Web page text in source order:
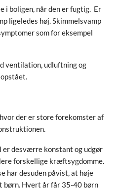
i boligen, når den er fugtig. Er
ligeledes høj. Skimmelsvamp
som for eksempel
ventilation, udluftning og
der er store forekomster af
desværre konstant og udgør
forskellige kræftsygdomme.
har desuden påvist, at høje
børn. Hvert år får 35-40 børn